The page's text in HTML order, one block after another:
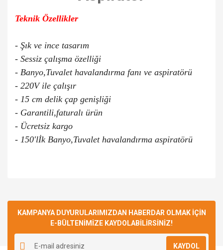
Teknik Özellikler
- Şık ve ince tasarım
- Sessiz çalışma özelliği
- Banyo,Tuvalet havalandırma fanı ve aspiratörü
- 220V ile çalışır
- 15 cm delik çap genişliği
- Garantili,faturalı ürün
- Ücretsiz kargo
- 150'lİk Banyo,Tuvalet havalandırma aspiratörü
Yorum Yaz
kullanarak tarafımıza iletebilirsiniz.
Görüş ve önerileriniz için teşekkür ederiz.
Ürün resmi kalitesiz, bozuk veya görüntülenemiyor.
KAMPANYA DUYURULARIMIZDAN HABERDAR OLMAK İÇİN
E-BÜLTENİMİZE KAYDOLABİLİRSİNİZ!
KAYDOL